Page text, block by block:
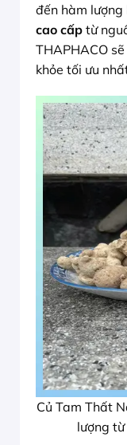
đến hàm
cao cấp từ
THAPHACO
khỏe tối ưu
Củ Tam Thất
lượng